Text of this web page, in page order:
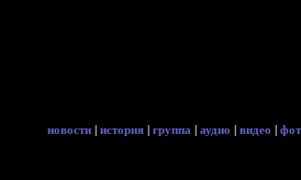
новости | история | группа | аудио | видео |